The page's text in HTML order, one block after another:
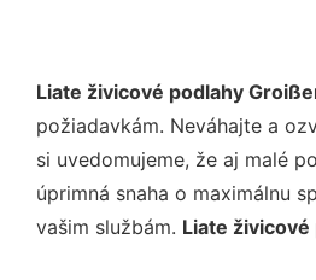
Liate živicové podlahy
požiadavkám. Neváhajte a
si uvedomujeme, že aj malé
úprimná snaha o maximálnu
vašim službám. Liate